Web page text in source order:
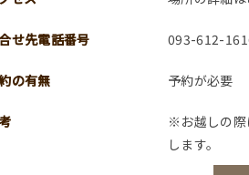
せ先電話番号 093-612-
の有無 予約が必要
※お越しの際
します。